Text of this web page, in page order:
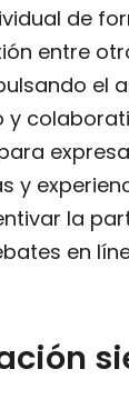
de
entre
el
y
y
la
en